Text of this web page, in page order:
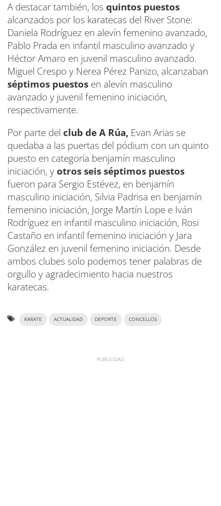
A destacar también, los quintos puestos
alcanzados por los karatecas del River Stone:
Daniela Rodríguez en alevín femenino avanzado,
Pablo Prada en infantil masculino avanzado y
Héctor Amaro en juvenil masculino avanzado.
Miguel Crespo y Nerea Pérez Panizo, alcanzaban
séptimos puestos en alevín masculino
avanzado y juvenil femenino iniciación,
respectivamente.
Por parte del club de A Rúa, Evan Arias se
quedaba a las puertas del pódium con un quinto
puesto en categoría benjamín masculino
iniciación, y otros seis séptimos puestos
fueron para Sergio Estévez, en benjamín
masculino iniciación, Silvia Padrisa en benjamín
femenino iniciación, Jorge Martín Lope e Iván
Rodríguez en infantil masculino iniciación, Rosi
Castaño en infantil femenino iniciación y Jara
González en juvenil femenino iniciación. Desde
ambos clubes solo podemos tener palabras de
orgullo y agradecimiento hacia nuestros
karatecas.
KARATE ACTUALIDAD DEPORTE CONCELLOS